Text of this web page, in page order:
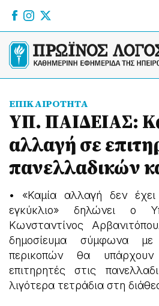
ΕΠΙΚΑΙΡΟΤΗΤΑ
ΥΠ. ΠΑΙΔΕΙΑΣ:
αλλαγή σε
πανελλαδικών
• «Καμία αλλαγή δεν έχει
εγκύκλιο» δηλώνει ο
Κωνσταντίνος
δημοσίευμα σύμφωνα
περικοπών θα υπάρχουν
επιτηρητές στις
λιγότερα τετράδια στη